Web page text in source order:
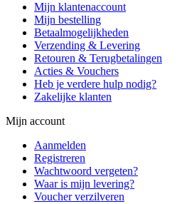
Mijn klantenaccount
Mijn bestelling
Betaalmogelijkheden
Verzending & Levering
Retouren & Terugbetalingen
Acties & Vouchers
Heb je verdere hulp nodig?
Zakelijke klanten
Mijn account
Aanmelden
Registreren
Wachtwoord vergeten?
Waar is mijn levering?
Voucher verzilveren